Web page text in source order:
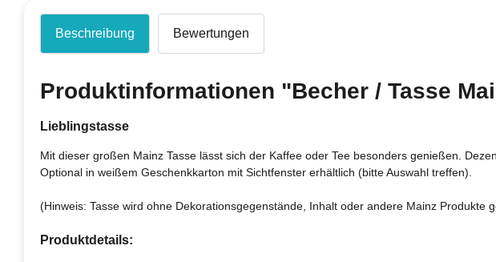
Beschreibung Bewertungen
Produktinformationen "Becher / Tasse
Lieblingstasse
Mit dieser großen Mainz Tasse lässt sich der Kaffee oder Tee besonders genießen.
Optional in weißem Geschenkkarton mit Sichtfenster erhältlich (bitte Auswahl treffen).
(Hinweis: Tasse wird ohne Dekorationsgegenstände, Inhalt oder andere Mainz
Produktdetails: